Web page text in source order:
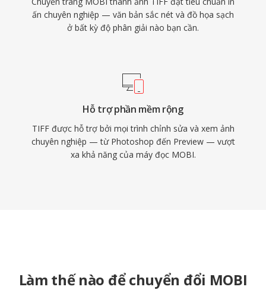
ấn chuyên nghiệp — văn bản sắc nét và đồ họa sạch
ở bất kỳ độ phân giải nào bạn cần.
Hỗ trợ phần mềm rộng
TIFF được hỗ trợ bởi mọi trình chỉnh sửa và xem ảnh
chuyên nghiệp — từ Photoshop đến Preview — vượt
xa khả năng của máy đọc MOBI.
Làm thế nào để chuyển đổi MOBI